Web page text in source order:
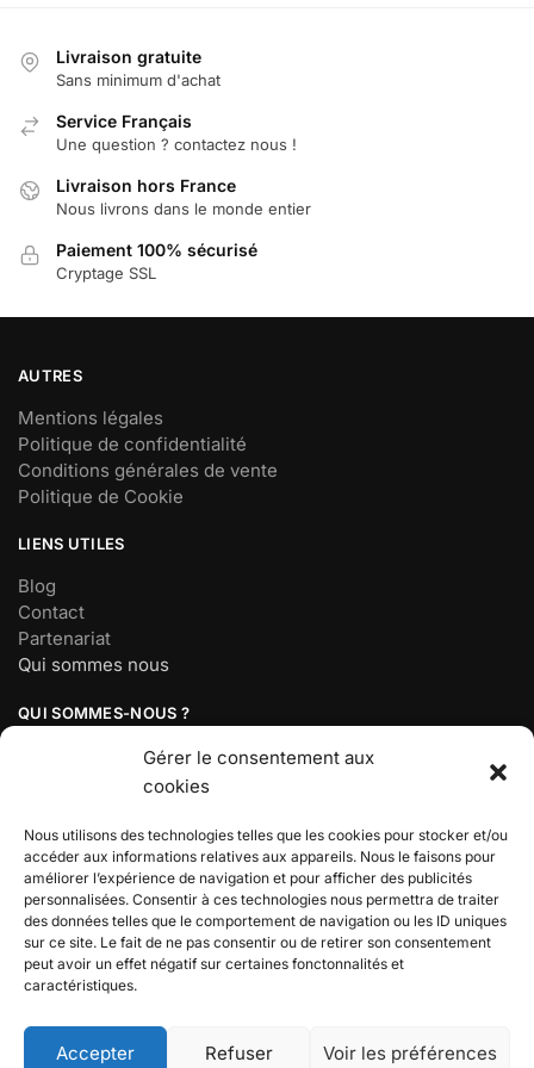
Gérer le consentement aux
cookies
Nous utilisons des technologies telles que les cookies pour stocker et/ou
accéder aux informations relatives aux appareils. Nous le faisons pour
améliorer l’expérience de navigation et pour afficher des publicités
personnalisées. Consentir à ces technologies nous permettra de traiter
des données telles que le comportement de navigation ou les ID uniques
sur ce site. Le fait de ne pas consentir ou de retirer son consentement
peut avoir un effet négatif sur certaines fonctonnalités et
caractéristiques.
Accepter Refuser Voir les préférences
être
choisies
sur
page
Livraison gratuite
Sans minimum d'achat
Service Français
Une question ? contactez nous !
Livraison hors France
Nous livrons dans le monde entier
Paiement 100% sécurisé
Cryptage SSL
AUTRES
Mentions légales
Politique de confidentialité
Conditions générales de vente
Politique de Cookie
LIENS UTILES
Blog
Contact
Partenariat
Qui sommes nous
QUI SOMMES-NOUS ?
Société basée à Paris, France
contact@demonsalyer.fr
Lundi au vendredi : 9h30 – 17h30
BOUTIQUE DEMON SLAYER
Découvrez l’univers de Demon Slayer, votre boutique
dédiée aux produits inspirés de votre manga préféré !
DEMON SLAYER 2024© – BOUTIQUE SPÉCIALISÉE DEMON